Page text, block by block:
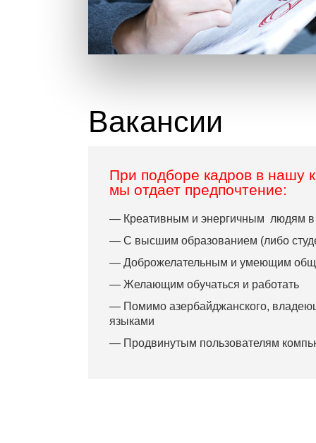
Вакансии
При подборе кадров в нашу
мы отдает предпочтение:
— Креативным и энергичным людям в
— С высшим образованием (либо
— Доброжелательным и умеющим
— Желающим обучаться и работать
— Помимо азербайджанского,
языками
— Продвинутым пользователям